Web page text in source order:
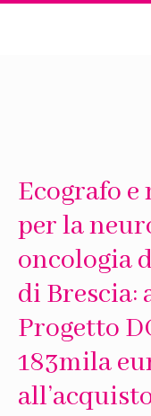
Ecografo
per la
oncologia
di Brescia:
Progetto
183mila